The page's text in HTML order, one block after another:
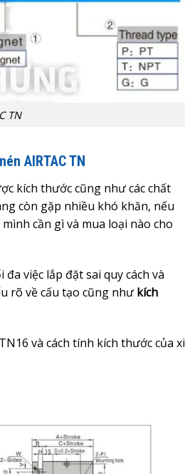
TN
AIRTAC TN
kích thước cũng như các chất
còn gặp nhiều khó khăn, nếu
cần gì và mua loại nào cho
việc lắp đặt sai quy cách và
rõ về cấu tạo cũng như kích
và cách tính kích thước của xi